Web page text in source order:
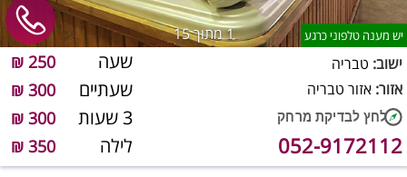
1מתוך 15 יש מענה טלפוני כרגע
שעה 250 ₪
שעתיים 300 ₪
3 שעות 300 ₪
לילה 350 ₪
ישוב: טבריה
אזור: אזור טבריה
052-9172112